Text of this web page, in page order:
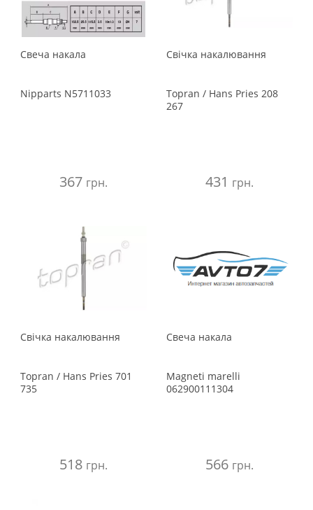
Свеча накала
Nipparts N5711033
367 грн.
Свiчка накалювання
Topran / Hans Pries 208
267
431 грн.
Свiчка накалювання
Topran / Hans Pries 701
735
518 грн.
Свеча накала
Magneti marelli
062900111304
566 грн.